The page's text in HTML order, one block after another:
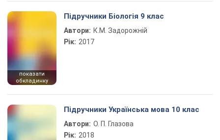
показати
обкладинку
Підручники Біологія 9 клас
Автори: К.М. Задорожній
Рік: 2017
Підручники Українська мова 10 клас
Автори: О. П. Глазова
Рік: 2018